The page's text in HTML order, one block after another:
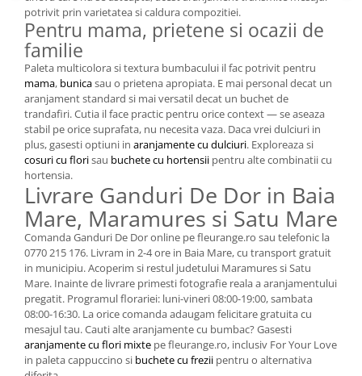
potrivit prin varietatea si caldura compozitiei.
Pentru mama, prietene si ocazii de
familie
Paleta multicolora si textura bumbacului il fac potrivit pentru
mama, bunicasau o prietena apropiata. E mai personal decat un
aranjament standard si mai versatil decat un buchet de
trandafiri. Cutia il face practic pentru orice context — se aseaza
stabil pe orice suprafata, nu necesita vaza. Daca vrei dulciuri in
plus, gasesti optiuni in aranjamente cu dulciuri. Exploreaza si
cosuri cu florisau buchete cu hortensii pentru alte combinatii cu
hortensia.
Livrare Ganduri De Dor in Baia
Mare, Maramures si Satu Mare
Comanda Ganduri De Dor online pe fleurange.ro sau telefonic la
0770 215 176. Livram in 2-4 ore in Baia Mare, cu transport gratuit
in municipiu. Acoperim si restul judetului Maramures si Satu
Mare. Inainte de livrare primesti fotografie reala a aranjamentului
pregatit. Programul florariei: luni-vineri 08:00-19:00, sambata
08:00-16:30. La orice comanda adaugam felicitare gratuita cu
mesajul tau. Cauti alte aranjamente cu bumbac? Gasesti
aranjamente cu flori mixte pe fleurange.ro, inclusiv For Your Love
in paleta cappuccino si buchete cu frezii pentru o alternativa